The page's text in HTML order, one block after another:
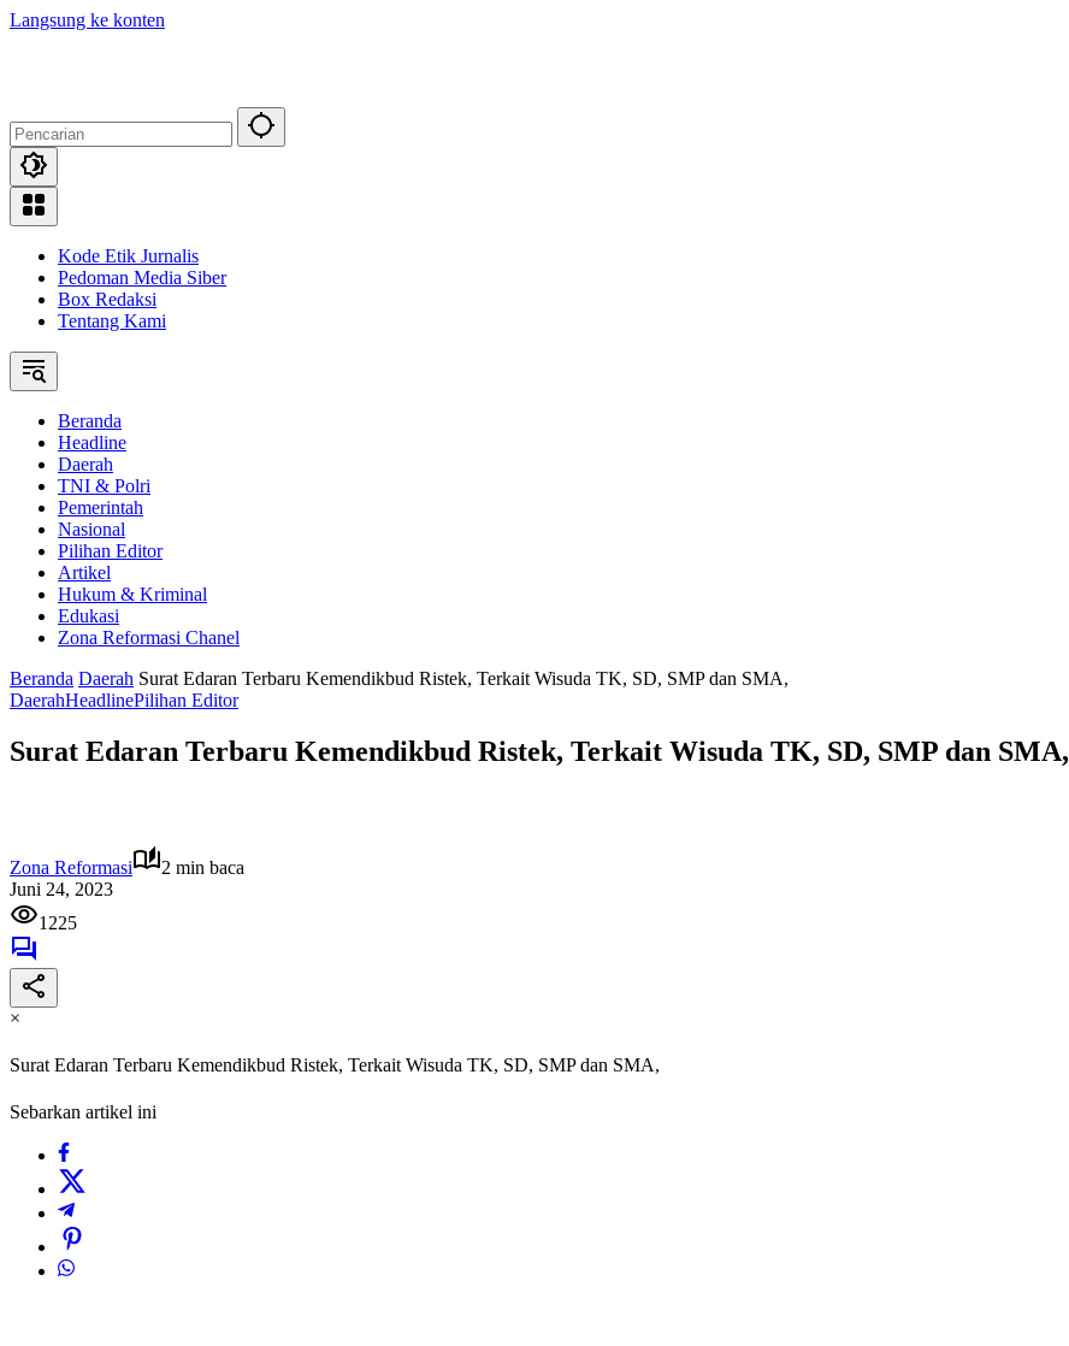
Langsung ke konten
Kode Etik Jurnalis
Pedoman Media Siber
Box Redaksi
Tentang Kami
Beranda
Headline
Daerah
TNI & Polri
Pemerintah
Nasional
Pilihan Editor
Artikel
Hukum & Kriminal
Edukasi
Zona Reformasi Chanel
Beranda Daerah Surat Edaran Terbaru Kemendikbud Ristek, Terkait Wisuda TK, SD, SMP dan SMA,
DaerahHeadlinePilihan Editor
Surat Edaran Terbaru Kemendikbud Ristek, Terkait Wisuda TK, SD, SMP dan SMA,
Zona Reformasi
2 min baca
Juni 24, 2023
1225
×
Surat Edaran Terbaru Kemendikbud Ristek, Terkait Wisuda TK, SD, SMP dan SMA,
Sebarkan artikel ini